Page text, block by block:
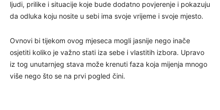
ljudi, prilike i situacije koje bude dodatno povjerenje i pokazuju
da odluka koju nosite u sebi ima svoje vrijeme i svoje mjesto.
Ovnovi bi tijekom ovog mjeseca mogli jasnije nego inače
osjetiti koliko je važno stati iza sebe i vlastitih izbora. Upravo
iz tog unutarnjeg stava može krenuti faza koja mijenja mnogo
više nego što se na prvi pogled čini.